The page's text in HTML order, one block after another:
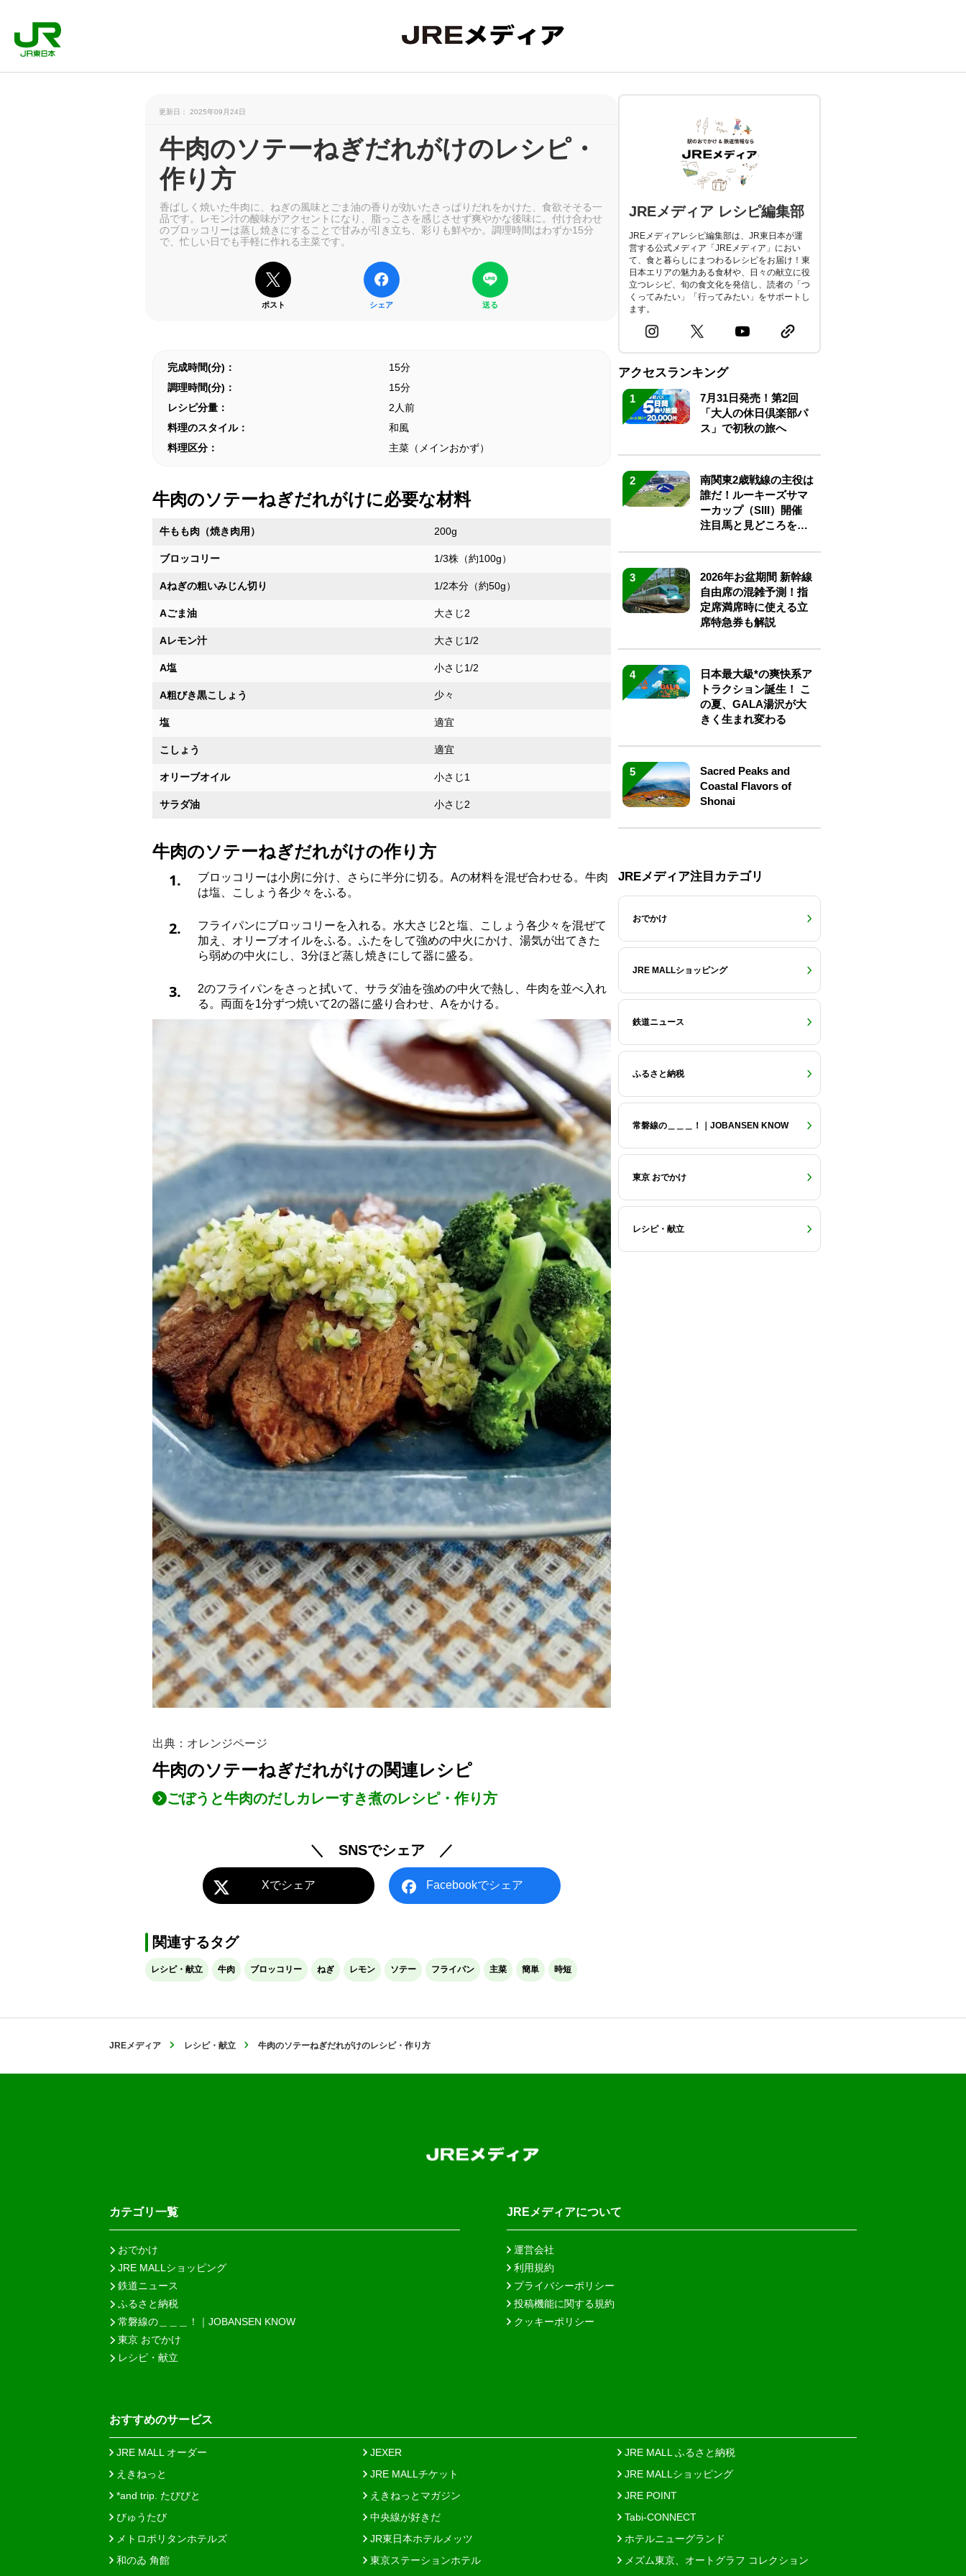
更新日： 2025年09月24日
牛肉のソテーねぎだれがけのレシピ・
作り方
香ばしく焼いた牛肉に、ねぎの風味とごま油の香りが効いたさっぱりだれをかけた、食欲そそる一
品です。レモン汁の酸味がアクセントになり、脂っこさを感じさせず爽やかな後味に。付け合わせ
のブロッコリーは蒸し焼きにすることで甘みが引き立ち、彩りも鮮やか。調理時間はわずか15分
で、忙しい日でも手軽に作れる主菜です。
ポスト シェア 送る
完成時間(分)：
15分
調理時間(分)：
15分
レシピ分量：
2人前
料理のスタイル：
和風
料理区分：
主菜（メインおかず）
牛肉のソテーねぎだれがけに必要な材料
牛もも肉（焼き肉用） 200g
ブロッコリー 1/3株（約100g）
Aねぎの粗いみじん切り 1/2本分（約50g）
Aごま油 大さじ2
Aレモン汁 大さじ1/2
A塩 小さじ1/2
A粗びき黒こしょう 少々
塩 適宜
こしょう 適宜
オリーブオイル 小さじ1
サラダ油 小さじ2
牛肉のソテーねぎだれがけの作り方
1.
ブロッコリーは小房に分け、さらに半分に切る。Aの材料を混ぜ合わせる。牛肉
は塩、こしょう各少々をふる。
2.
フライパンにブロッコリーを入れる。水大さじ2と塩、こしょう各少々を混ぜて
加え、オリーブオイルをふる。ふたをして強めの中火にかけ、湯気が出てきた
ら弱めの中火にし、3分ほど蒸し焼きにして器に盛る。
3.
2のフライパンをさっと拭いて、サラダ油を強めの中火で熱し、牛肉を並べ入れ
る。両面を1分ずつ焼いて2の器に盛り合わせ、Aをかける。
出典：オレンジページ
牛肉のソテーねぎだれがけの関連レシピ
ごぼうと牛肉のだしカレーすき煮のレシピ・作り方
＼ SNSでシェア ／
Xでシェア Facebookでシェア
関連するタグ
レシピ・献立 牛肉 ブロッコリー ねぎ レモン ソテー フライパン 主菜 簡単 時短
JREメディア レシピ編集部
JREメディアレシピ編集部は、JR東日本が運
営する公式メディア「JREメディア」におい
て、食と暮らしにまつわるレシピをお届け！東
日本エリアの魅力ある食材や、日々の献立に役
立つレシピ、旬の食文化を発信し、読者の「つ
くってみたい」「行ってみたい」をサポートし
ます。
アクセスランキング
1
7月31日発売！第2回
「大人の休日倶楽部パ
ス」で初秋の旅へ
2
南関東2歳戦線の主役は
誰だ！ルーキーズサマ
ーカップ（SIII）開催
注目馬と見どころをチ
3
2026年お盆期間 新幹線
自由席の混雑予測！指
定席満席時に使える立
席特急券も解説
4
日本最大級*の爽快系ア
トラクション誕生！ こ
の夏、GALA湯沢が大
きく生まれ変わる
5
Sacred Peaks and
Coastal Flavors of
Shonai
JREメディア注目カテゴリ
おでかけ
JRE MALLショッピング
鉄道ニュース
ふるさと納税
常磐線の＿＿＿！｜JOBANSEN KNOW
東京 おでかけ
レシピ・献立
JREメディア レシピ・献立 牛肉のソテーねぎだれがけのレシピ・作り方
カテゴリ一覧
おでかけ
JRE MALLショッピング
鉄道ニュース
ふるさと納税
常磐線の＿＿＿！｜JOBANSEN KNOW
東京 おでかけ
レシピ・献立
JREメディアについて
運営会社
利用規約
プライバシーポリシー
投稿機能に関する規約
クッキーポリシー
おすすめのサービス
JRE MALL オーダー JEXER
JRE MALL ふるさと納税
えきねっと
JRE MALLチケット
JRE MALLショッピング
*and trip. たびびと
えきねっとマガジン
JRE POINT
びゅうたび
中央線が好きだ
Tabi-CONNECT
メトロポリタンホテルズ
JR東日本ホテルメッツ
ホテルニューグランド
和のゐ 角館
東京ステーションホテル メズム東京、オートグラフ コレクション